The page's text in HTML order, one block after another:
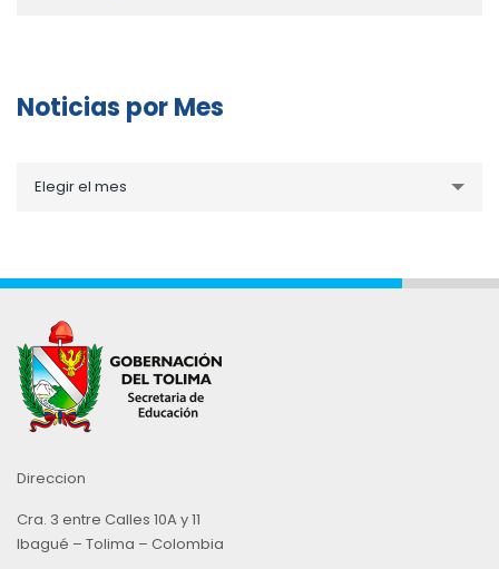
Noticias por Mes
porElegir el mes
Direccion
Cra. 3 entre Calles 10A y 11
Ibagué – Tolima – Colombia